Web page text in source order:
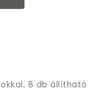
8 db állítható